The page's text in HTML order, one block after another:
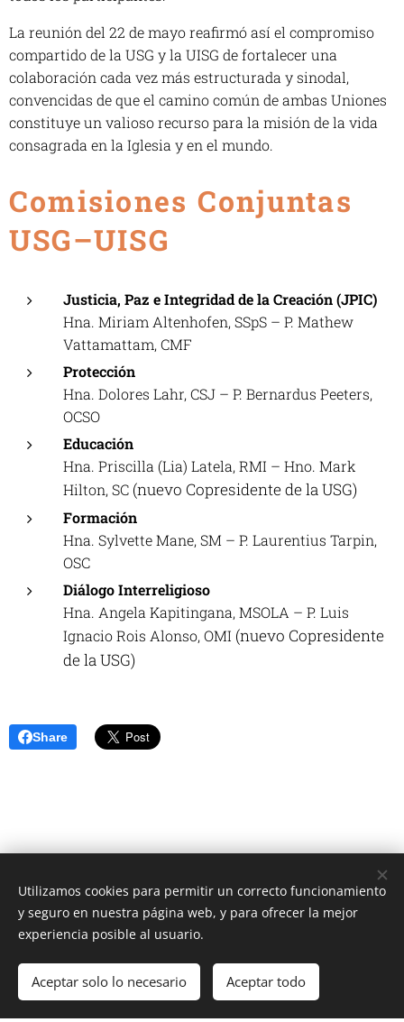
La reunión del 22 de mayo reafirmó así el compromiso
compartido de la USG y la UISG de fortalecer una
colaboración cada vez más estructurada y sinodal,
convencidas de que el camino común de ambas Uniones
constituye un valioso recurso para la misión de la vida
consagrada en la Iglesia y en el mundo.
Comisiones Conjuntas
USG–UISG
Justicia, Paz e Integridad de la Creación (JPIC)
Hna. Miriam Altenhofen, SSpS – P. Mathew
Vattamattam, CMF
Protección
Hna. Dolores Lahr, CSJ – P. Bernardus Peeters,
OCSO
Educación
Hna. Priscilla (Lia) Latela, RMI – Hno. Mark
Hilton, SC (nuevo Copresidente de la USG)
Formación
Hna. Sylvette Mane, SM – P. Laurentius Tarpin,
OSC
Diálogo Interreligioso
Hna. Angela Kapitingana, MSOLA – P. Luis
Ignacio Rois Alonso, OMI (nuevo Copresidente
de la USG)
Share
Unione Superiori Generali - Via dei Penitenzieri 19 -00193 ROMA
Cookies
Idiomas
Italiano
English Français Español
Utilizamos cookies para permitir un correcto funcionamiento
y seguro en nuestra página web, y para ofrecer la mejor
experiencia posible al usuario.
Aceptar solo lo necesario Aceptar todo